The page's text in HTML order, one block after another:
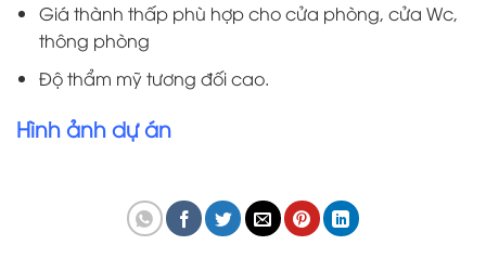
Giá thành thấp phù hợp cho cửa phòng, cửa Wc,
thông phòng
Độ thẩm mỹ tương đối cao.
Hình ảnh dự án